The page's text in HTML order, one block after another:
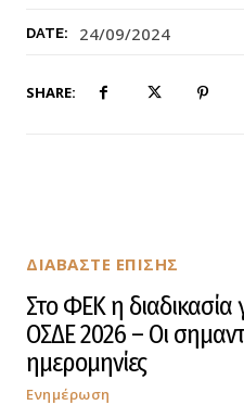
DATE: 24/09/2024
SHARE:
ΔΙΑΒΑΣΤΕ ΕΠΙΣΗΣ
Στο ΦΕΚ η διαδικασία
ΟΣΔΕ 2026 – Οι
ημερομηνίες
Ενημέρωση